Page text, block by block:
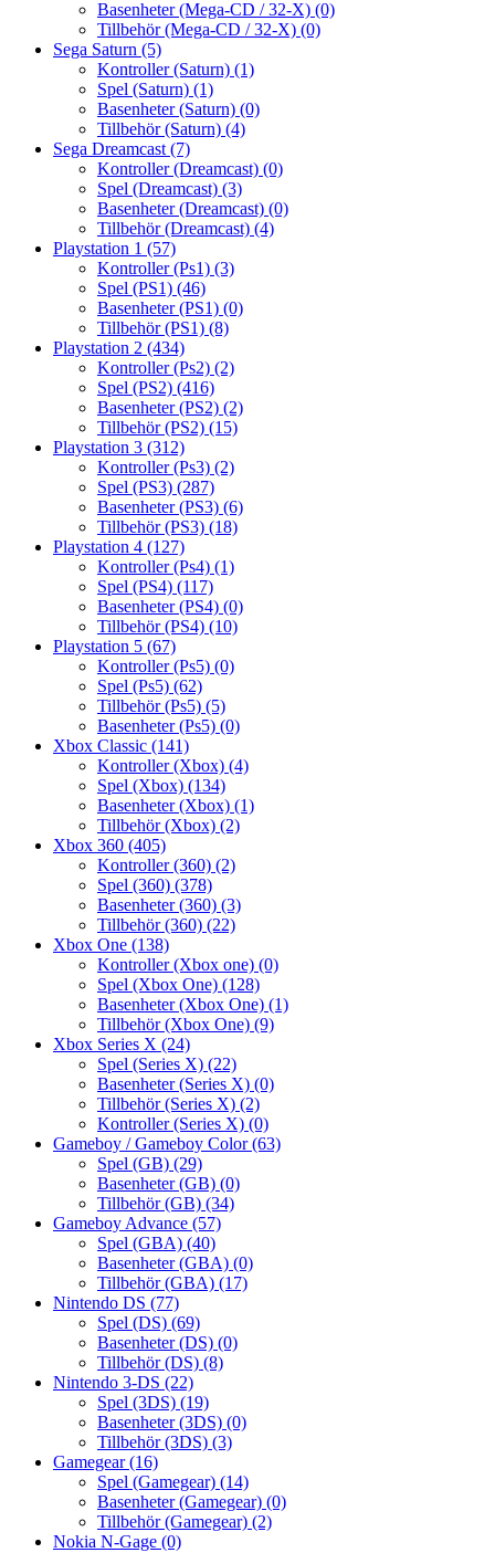
Basenheter (Mega-CD / 32-X) (0)
Tillbehör (Mega-CD / 32-X) (0)
Sega Saturn (5)
Kontroller (Saturn) (1)
Spel (Saturn) (1)
Basenheter (Saturn) (0)
Tillbehör (Saturn) (4)
Sega Dreamcast (7)
Kontroller (Dreamcast) (0)
Spel (Dreamcast) (3)
Basenheter (Dreamcast) (0)
Tillbehör (Dreamcast) (4)
Playstation 1 (57)
Kontroller (Ps1) (3)
Spel (PS1) (46)
Basenheter (PS1) (0)
Tillbehör (PS1) (8)
Playstation 2 (434)
Kontroller (Ps2) (2)
Spel (PS2) (416)
Basenheter (PS2) (2)
Tillbehör (PS2) (15)
Playstation 3 (312)
Kontroller (Ps3) (2)
Spel (PS3) (287)
Basenheter (PS3) (6)
Tillbehör (PS3) (18)
Playstation 4 (127)
Kontroller (Ps4) (1)
Spel (PS4) (117)
Basenheter (PS4) (0)
Tillbehör (PS4) (10)
Playstation 5 (67)
Kontroller (Ps5) (0)
Spel (Ps5) (62)
Tillbehör (Ps5) (5)
Basenheter (Ps5) (0)
Xbox Classic (141)
Kontroller (Xbox) (4)
Spel (Xbox) (134)
Basenheter (Xbox) (1)
Tillbehör (Xbox) (2)
Xbox 360 (405)
Kontroller (360) (2)
Spel (360) (378)
Basenheter (360) (3)
Tillbehör (360) (22)
Xbox One (138)
Kontroller (Xbox one) (0)
Spel (Xbox One) (128)
Basenheter (Xbox One) (1)
Tillbehör (Xbox One) (9)
Xbox Series X (24)
Spel (Series X) (22)
Basenheter (Series X) (0)
Tillbehör (Series X) (2)
Kontroller (Series X) (0)
Gameboy / Gameboy Color(63)
Spel (GB) (29)
Basenheter (GB) (0)
Tillbehör (GB) (34)
Gameboy Advance (57)
Spel (GBA) (40)
Basenheter (GBA) (0)
Tillbehör (GBA) (17)
Nintendo DS (77)
Spel (DS) (69)
Basenheter (DS) (0)
Tillbehör (DS) (8)
Nintendo 3-DS (22)
Spel (3DS) (19)
Basenheter (3DS) (0)
Tillbehör (3DS) (3)
Gamegear(16)
Spel (Gamegear) (14)
Basenheter (Gamegear) (0)
Tillbehör (Gamegear) (2)
Nokia N-Gage (0)